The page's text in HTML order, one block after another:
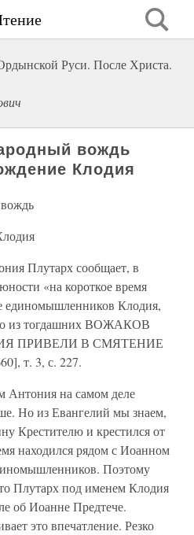
Руси. После Христа.
вождь
Клодия
Плутарх сообщает, в
«на короткое время
единомышленников Клодия,
из тогдашних ВОЖАКОВ
ПРИВЕЛИ В СМЯТЕНИЕ
т. 3, с. 227.
Антония на самом деле
Но из Евангелий мы знаем,
Крестителю и крестился от
находился рядом с Иоанном
Поэтому
Плутарх под именем Клодия
об Иоанне Предтече.
это впечатление. Резко